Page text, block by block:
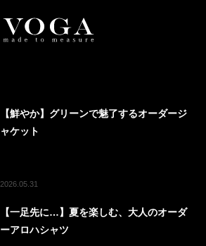
【鮮やか】グリーンで魅了するオーダージ
ャケット
2026.05.31
【一足先に…】夏を楽しむ、大人のオーダ
ーアロハシャツ